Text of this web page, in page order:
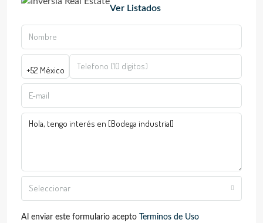
Ver Listados
Seleccionar
Al enviar este formulario acepto Terminos de Uso